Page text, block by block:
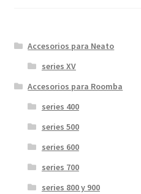
54,99€.32,99€.
Accesorios para Neato
series XV
Accesorios para Roomba
series 400
series 500
series 600
series 700
series 800 y 900